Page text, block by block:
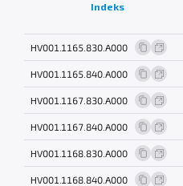
Indeks
HV001.1165.830.A000
HV001.1165.840.A000
HV001.1167.830.A000
HV001.1167.840.A000
HV001.1168.830.A000
HV001.1168.840.A000